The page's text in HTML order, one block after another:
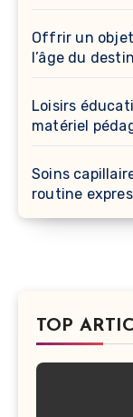
Offrir un
l’âge du
Loisirs
matériel
Soins
routine
TOP